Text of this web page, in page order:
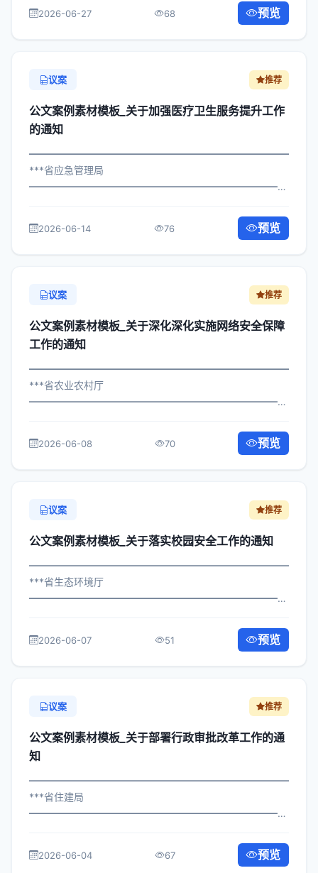
构： 为深入贯彻落实习近平总书记关于...
2026-06-27 68 预览
议案 推荐
公文案例素材模板_关于加强医疗卫生服务提升工作
的通知
***省应急管理局
各直属机构： 为深入贯彻落实习近...
2026-06-14 76 预览
议案 推荐
公文案例素材模板_关于深化深化实施网络安全保障
工作的通知
***省农业农村厅
属机构： 为深入贯彻落实习近平总...
2026-06-08 70 预览
议案 推荐
公文案例素材模板_关于落实校园安全工作的通知
***省生态环境厅
构： 为深入贯彻落实习近平总书记关...
2026-06-07 51 预览
议案 推荐
公文案例素材模板_关于部署行政审批改革工作的通
知
***省住建局
直属机构： 为深入贯彻落实习近平总书...
2026-06-04 67 预览